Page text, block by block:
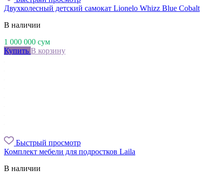
Двухколесный детский самокат Lionelo Whizz Blue Cobalt
В наличии
1 000 000 сум
Купить В корзину
Быстрый просмотр
Комплект мебели для подростков Laila
В наличии